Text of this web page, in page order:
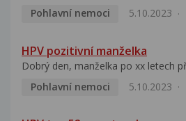
Pohlavní nemoci
5.10.2023
HPV pozitivní manželka
Dobrý den, manželka po xx letech
Pohlavní nemoci
5.10.2023